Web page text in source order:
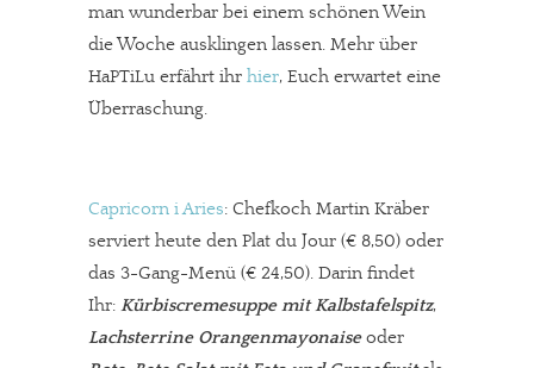
man wunderbar bei einem schönen Wein
die Woche ausklingen lassen. Mehr über
HaPTiLu erfährt ihr hier, Euch erwartet eine
Überraschung.
Capricorn i Aries: Chefkoch Martin Kräber
serviert heute den Plat du Jour (€ 8,50) oder
das 3-Gang-Menü (€ 24,50). Darin findet
Ihr: Kürbiscremesuppe mit Kalbstafelspitz,
Lachsterrine Orangenmayonaiseoder